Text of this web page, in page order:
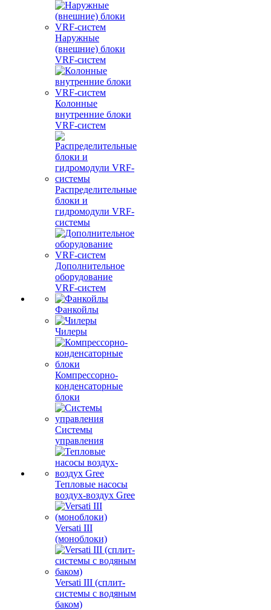
Наружные
(внешние) блоки
VRF-систем
Колонные
внутренние блоки
VRF-систем
Распределительные
блоки и
гидромодули VRF-
системы
Дополнительное
оборудование
VRF-систем
Фанкойлы
Чилеры
Компрессорно-
конденсаторные
блоки
Системы
управления
Тепловые насосы
воздух-воздух Gree
Versati III
(моноблоки)
Versati III (сплит-
системы с водяным
баком)